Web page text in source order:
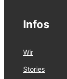
Infos
Wir
Stories